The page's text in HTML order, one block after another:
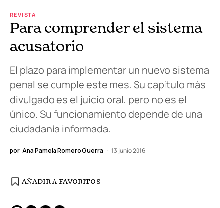
REVISTA
Para comprender el sistema
acusatorio
El plazo para implementar un nuevo sistema
penal se cumple este mes. Su capítulo más
divulgado es el juicio oral, pero no es el
único. Su funcionamiento depende de una
ciudadanía informada.
por Ana Pamela Romero Guerra 13 junio 2016
AÑADIR A FAVORITOS